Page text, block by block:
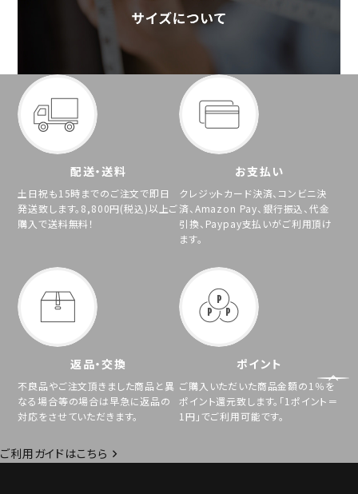
配送・送料
土日祝も15時までのご注文で即日
発送致します。8,800円(税込)以上ご
購入で送料無料！
お支払い
クレジットカード決済、コンビニ決
済、Amazon Pay、銀行振込、代金
引換、Paypay支払いがご利用頂け
ます。
返品・交換
不良品やご注文頂きました商品と異
なる場合等の場合は早急に返品の
対応をさせていただきます。
ポイント
ご購入いただいた商品金額の1％を
ポイント還元致します。「1ポイント＝
1円」でご利用可能です。
ご利用ガイドはこちら